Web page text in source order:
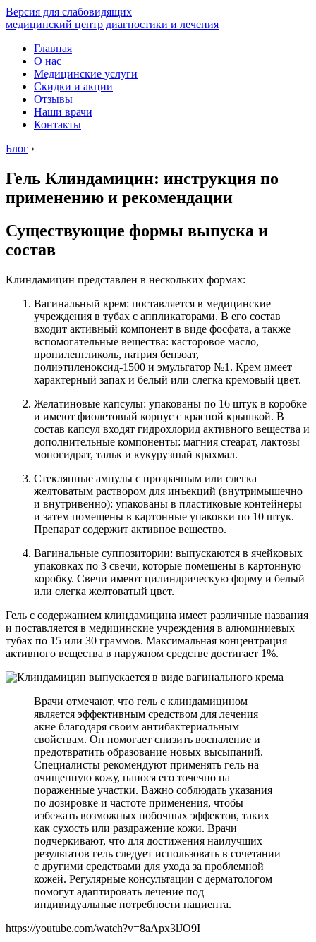
Версия для слабовидящих
медицинский центр диагностики и лечения
Главная
О нас
Медицинские услуги
Скидки и акции
Отзывы
Наши врачи
Контакты
Блог ›
Гель Клиндамицин: инструкция по
применению и рекомендации
Существующие формы выпуска и
состав
Клиндамицин представлен в нескольких формах:
Вагинальный крем: поставляется в медицинские
учреждения в тубах с аппликаторами. В его состав
входит активный компонент в виде фосфата, а также
вспомогательные вещества: касторовое масло,
пропиленгликоль, натрия бензоат,
полиэтиленоксид-1500 и эмульгатор №1. Крем имеет
характерный запах и белый или слегка кремовый цвет.
Желатиновые капсулы: упакованы по 16 штук в коробке
и имеют фиолетовый корпус с красной крышкой. В
состав капсул входят гидрохлорид активного вещества и
дополнительные компоненты: магния стеарат, лактозы
моногидрат, тальк и кукурузный крахмал.
Стеклянные ампулы с прозрачным или слегка
желтоватым раствором для инъекций (внутримышечно
и внутривенно): упакованы в пластиковые контейнеры
и затем помещены в картонные упаковки по 10 штук.
Препарат содержит активное вещество.
Вагинальные суппозитории: выпускаются в ячейковых
упаковках по 3 свечи, которые помещены в картонную
коробку. Свечи имеют цилиндрическую форму и белый
или слегка желтоватый цвет.
Гель с содержанием клиндамицина имеет различные названия
и поставляется в медицинские учреждения в алюминиевых
тубах по 15 или 30 граммов. Максимальная концентрация
активного вещества в наружном средстве достигает 1%.
Врачи отмечают, что гель с клиндамицином
является эффективным средством для лечения
акне благодаря своим антибактериальным
свойствам. Он помогает снизить воспаление и
предотвратить образование новых высыпаний.
Специалисты рекомендуют применять гель на
очищенную кожу, нанося его точечно на
пораженные участки. Важно соблюдать указания
по дозировке и частоте применения, чтобы
избежать возможных побочных эффектов, таких
как сухость или раздражение кожи. Врачи
подчеркивают, что для достижения наилучших
результатов гель следует использовать в сочетании
с другими средствами для ухода за проблемной
кожей. Регулярные консультации с дерматологом
помогут адаптировать лечение под
индивидуальные потребности пациента.
https://youtube.com/watch?v=8aApx3lJO9I